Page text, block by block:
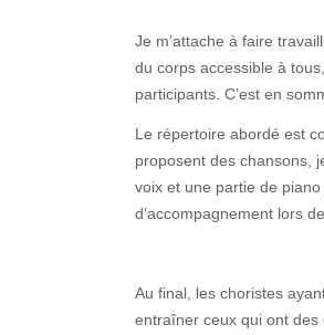
Je m’attache à faire
du corps accessible à
participants. C’est en
Le répertoire abordé est
proposent des chansons,
voix et une partie de
d’accompagnement lors
Au final, les choristes
entraîner ceux qui ont